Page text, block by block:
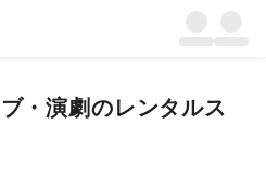
・演劇のレンタルス